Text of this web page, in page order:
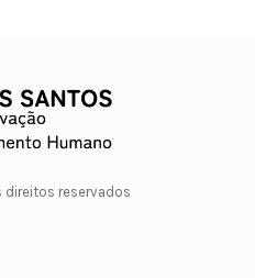
direitos reservados